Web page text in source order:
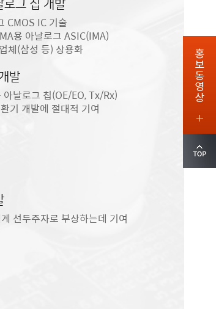
로그 칩 개발
CMOS IC 기술
용 아날로그 ASIC(IMA)
체(삼성 등) 상용화
발
날로그 칩(OE/EO, Tx/Rx)
기 개발에 절대적 기여
선두주자로 부상하는데 기여